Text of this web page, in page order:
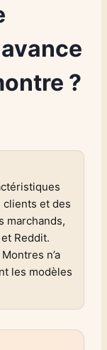
?
clients et des
marchands,
Reddit.
n’a
les modèles